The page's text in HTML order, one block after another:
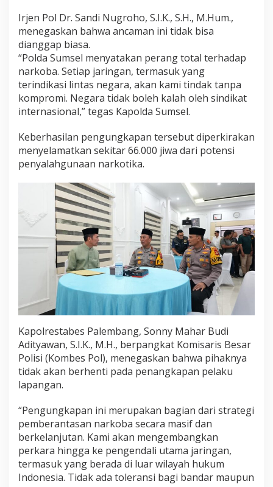
Irjen Pol Dr. Sandi Nugroho, S.I.K., S.H., M.Hum.,
menegaskan bahwa ancaman ini tidak bisa
dianggap biasa.
“Polda Sumsel menyatakan perang total terhadap
narkoba. Setiap jaringan, termasuk yang
terindikasi lintas negara, akan kami tindak tanpa
kompromi. Negara tidak boleh kalah oleh sindikat
internasional,” tegas Kapolda Sumsel.
Keberhasilan pengungkapan tersebut diperkirakan
menyelamatkan sekitar 66.000 jiwa dari potensi
penyalahgunaan narkotika.
Kapolrestabes Palembang, Sonny Mahar Budi
Adityawan, S.I.K., M.H., berpangkat Komisaris Besar
Polisi (Kombes Pol), menegaskan bahwa pihaknya
tidak akan berhenti pada penangkapan pelaku
lapangan.
“Pengungkapan ini merupakan bagian dari strategi
pemberantasan narkoba secara masif dan
berkelanjutan. Kami akan mengembangkan
perkara hingga ke pengendali utama jaringan,
termasuk yang berada di luar wilayah hukum
Indonesia. Tidak ada toleransi bagi bandar maupun